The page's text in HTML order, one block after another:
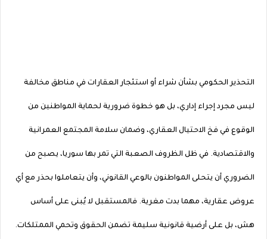
التحذير الحكومي بشأن شراء أو استئجار العقارات في مناطق مخالفة
ليس مجرد إجراء إداري، بل هو خطوة ضرورية لحماية المواطنين من
الوقوع في فخ الاحتيال العقاري، وضمان سلامة المجتمع العمرانية
والاقتصادية. في ظل الظروف الصعبة التي تمر بها سوريا، يصبح من
الضروري أن يتحلى المواطنون بالوعي القانوني، وأن يتعاملوا بحذر مع أي
عروض عقارية، مهما بدت مغرية. فالمستقبل لا يُبنى على أساس
هش، بل على أرضية قانونية سليمة تضمن الحقوق وتحمي الممتلكات.